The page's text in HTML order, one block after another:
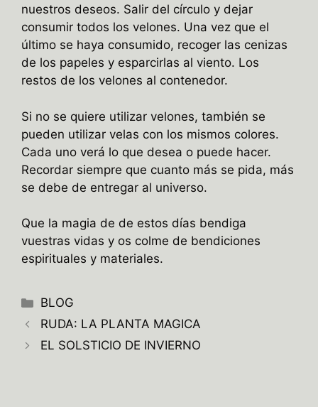
nuestros deseos. Salir del círculo y dejar
consumir todos los velones. Una vez que el
último se haya consumido, recoger las cenizas
de los papeles y esparcirlas al viento. Los
restos de los velones al contenedor.
Si no se quiere utilizar velones, también se
pueden utilizar velas con los mismos colores.
Cada uno verá lo que desea o puede hacer.
Recordar siempre que cuanto más se pida, más
se debe de entregar al universo.
Que la magia de de estos días bendiga
vuestras vidas y os colme de bendiciones
espirituales y materiales.
Categorías
BLOG
RUDA: LA PLANTA MAGICA
EL SOLSTICIO DE INVIERNO